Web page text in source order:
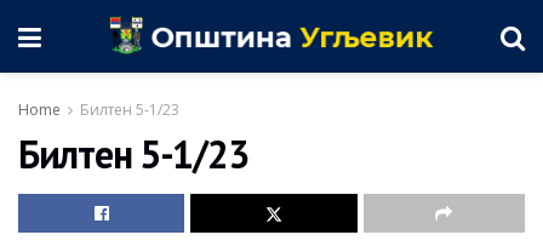
Home Билтен 5-1/23
Билтен 5-1/23